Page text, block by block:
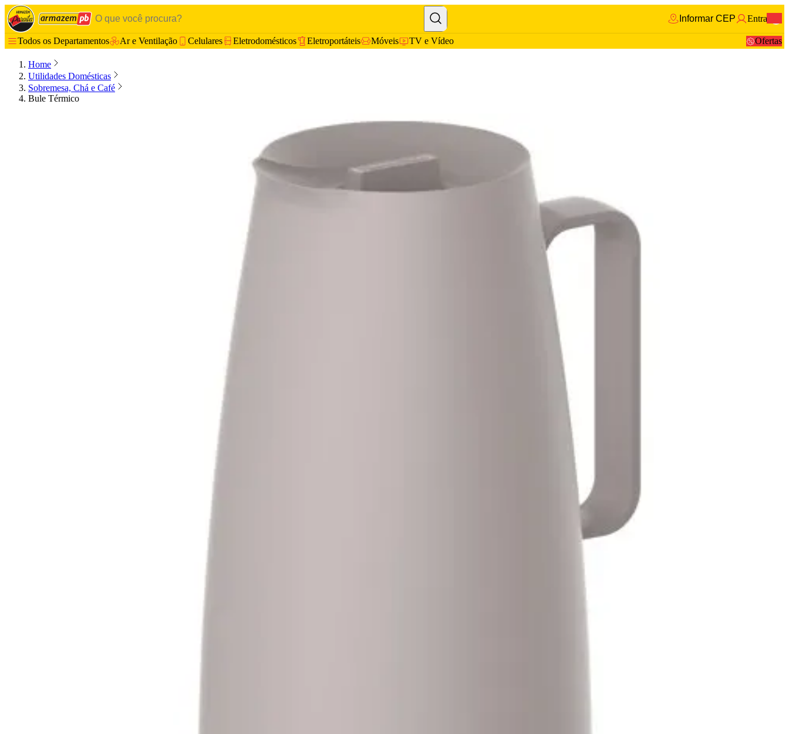
Informar CEP Entrar
Todos os Departamentos Ar e Ventilação Celulares Eletrodomésticos Eletroportáteis Móveis TV e Vídeo Ofertas
Home
Utilidades Domésticas
Sobremesa, Chá e Café
Bule Térmico